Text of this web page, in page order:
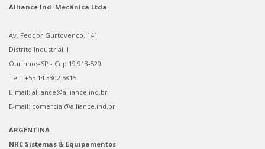
Alliance Ind. Mecânica Ltda
Av. Feodor Gurtovenco, 141
Distrito Industrial II
Ourinhos-SP - Cep 19.913-520
Tel.: +55 14 3302.5815
E-mail: alliance@alliance.ind.br
E-mail: comercial@alliance.ind.br
ARGENTINA
NRC Sistemas & Equipamentos